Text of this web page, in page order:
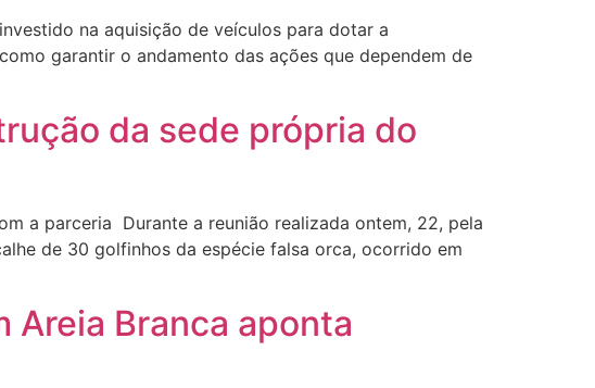
na aquisição de veículos para dotar a
garantir o andamento das ações que dependem de
da sede própria do
a parceria Durante a reunião realizada ontem, 22, pela
de 30 golfinhos da espécie falsa orca, ocorrido em
Areia Branca aponta